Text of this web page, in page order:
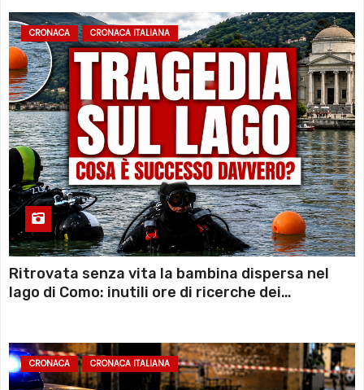
CRONACA CRONACA ITALIANA
Ritrovata senza vita la bambina dispersa nel
lago di Como: inutili ore di ricerche dei
CRONACA CRONACA ITALIANA